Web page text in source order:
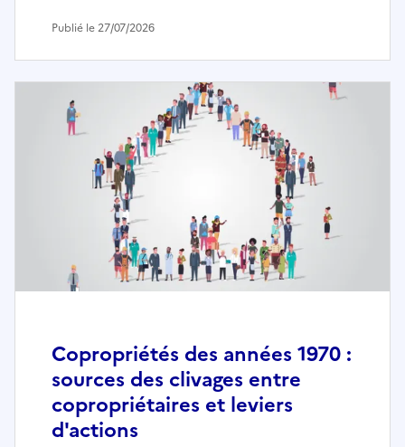
Publié le 27/07/2026
Copropriétés des années 1970 :
sources des clivages entre
copropriétaires et leviers
d'actions